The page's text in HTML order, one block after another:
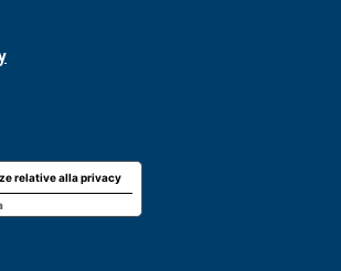
relative alla privacy